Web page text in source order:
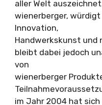
aller Welt
wienerberger,
Innovation,
Handwerkskunst und
bleibt dabei jedoch
von
wienerberger
im Jahr 2004 hat sich